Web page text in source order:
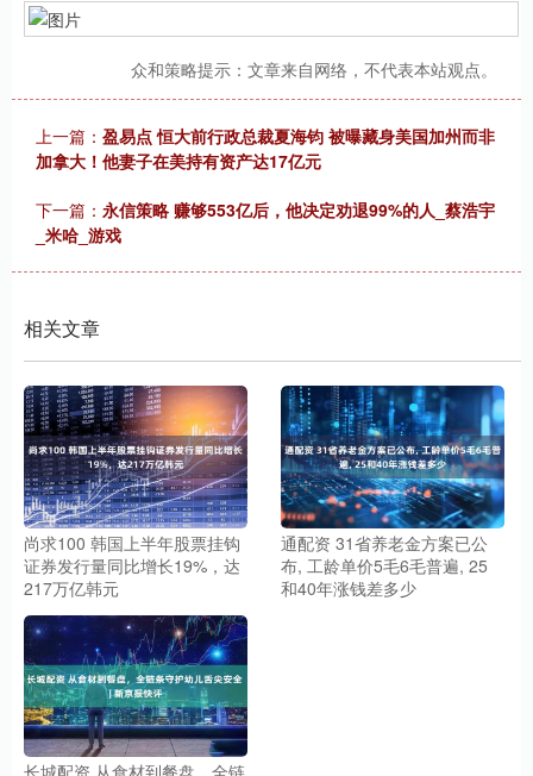
众和策略提示：文章来自网络，不代表本站观点。
上一篇： 盈易点 恒大前行政总裁夏海钧 被曝藏身美国加州而非
加拿大！他妻子在美持有资产达17亿元
下一篇： 永信策略 赚够553亿后，他决定劝退99%的人_蔡浩宇
_米哈_游戏
相关文章
尚求100 韩国上半年股票挂钩
证券发行量同比增长19%，达
217万亿韩元
通配资 31省养老金方案已公
布, 工龄单价5毛6毛普遍, 25
和40年涨钱差多少